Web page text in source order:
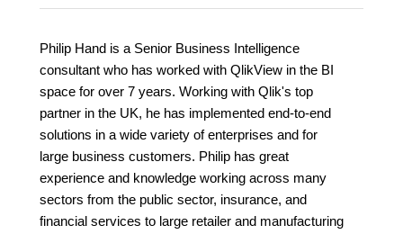
Philip Hand is a Senior Business Intelligence
consultant who has worked with QlikView in the BI
space for over 7 years. Working with Qlik's top
partner in the UK, he has implemented end-to-end
solutions in a wide variety of enterprises and for
large business customers. Philip has great
experience and knowledge working across many
sectors from the public sector, insurance, and
financial services to large retailer and manufacturing